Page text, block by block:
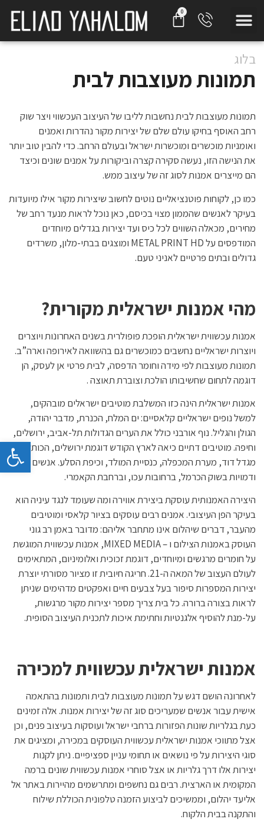
בלוג
תמונות מעוצבות לבית
תמונות מעוצבות לבית נחשבות לליבו של העיצוב העכשווי ויצר שוק
רחב האוסף בחיקו עולם שלם של יצירות מקור נהדרות ואמנים
ואומניות מוכשרים ומוכשרות ישראל ובעולם הרחב. כדי להבין טוב יותר
את הנישה הזו, נעשה סקירה קצרה וביקורות על אמנים שונים וכיצד
הם מייצרים אמנות לסוג זה של עיצוב ממש.
כמו כן, לקוחות פוטנציאליים נוטים לחשוב שיצירות מקור אילו מיועדות
בעיקר לאנשים שהממון מצוי בכיסם, כאן נוכל לראות מנעד רחב של
מחירים, מכאלה השווים לכל כיס ועד יצירות בגדלים מיוחדים
המודפסים על METAL PRINT HD ומוצגים בבתי-מלון, משרדים
גדולים ובתים פרטיים לאניני טעם.
מהי אמנות ישראלית מקורית?
אמנות עכשווית ישראלית הופכת פופולרית בשנים האחרונות ויוצרים
ויוצרות ישראליים נחשבים כמוכשרים גם בהשוואה לאירופה וארה”ב.
תמונות מעוצבות לפי מידה וחומר הדפסה, לבית פרטי אן לעסק, הן
דוגמה לתחום שחשיבותו הולכת וצוברת תאוצה .
אמנות ישראלית הינה כזו המשלבת מוטיבים ישראלים מובהקים,
למשל נופים ישראליים קלאסיים: ים המלח, הכנרת, מדבר יהודה,
הגולן והגליל. נוף אורבני כולל את הערים הגדולות תל-אביב, ירושלים,
וחיפה. מוטיבים דתיים כיאה לארץ הקודש דוגמת ירושלים, הכותל,
מגדל דוד, מערת המכפלה, כנסיית המולד, וכיפת הסלע. אנשים
ודמויות בשוק הכרמל, ברחובות עכו, וברחבת הקאמרי.
היצירה האמנותית עוסקת ביצירת אווירה ומה שעומד לנגד עיניה הוא
בעיקר הפן העיצובי. אמנים רבים עוסקים בציור קלאסי ומוטיבים
מהעבר, דברים שיהלום אינו מתחבר אליהם: מדובר באמן רב גוני
העוסק באמנות הצילום ו – MIXED MEDIA, אמנות עכשווית המוגשת
על חומרים מרגשים ומיוחדים, דוגמת זכוכית ואלומיניום, המתאימים
לעולם העצוב של המאה ה-21. חריגה חיובית זו מציור מסורתי יוצרת
יצירות המספרות סיפור בעל צבעים חיים ואפקטים מדהימים שניתן
לראות בצורה ברורה. כל בית צריך מספר יצירות מקור מרגשות,
על-מנת להוסיף אלגנטיות וחתימת איכות לתכנית העיצוב הסופית.
אמנות ישראלית עכשווית למכירה
לאחרונה הושם דגש על תמונות מעוצבות לבית ותמונות בהתאמה
אישית עבור אנשים שמעריכים סוג זה של יצירות אמנות. אלה זמינים
כעת בגלריות שונות הפזורות ברחבי ישראל ועוסקות בעיצוב פנים, וכן
אצל מתווכי אמנות ישראלית עכשווית העוסקים במכירה, ומציגים את
סוגי היצירות על פי נושאים או תחומי עניין ספציפיים. ניתן לקנות
יצירות אלו דרך גלריות או אצל סוחרי אמנות עכשווית שונים ברמה
המקומית או הארצית. רבים גם נחשפים ומתרשמים מהיירות באתר אל
אליעד יהלום, וממשיכים לביצוע הזמנה טלפונית הכוללת שילוח
והתקנה בבית הלקוח.